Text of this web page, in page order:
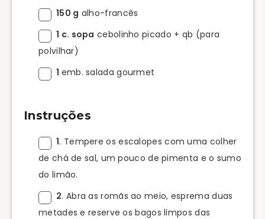
150 g alho-francês
1 c. sopa cebolinho picado + qb (para
polvilhar)
1 emb. salada gourmet
Instruções
1. Tempere os escalopes com uma colher
de chá de sal, um pouco de pimenta e o sumo
do limão.
2. Abra as romãs ao meio, esprema duas
metades e reserve os bagos limpos das